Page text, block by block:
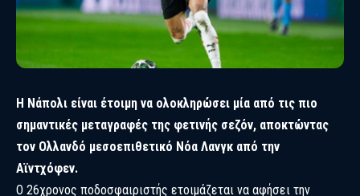
Η Νάπολι είναι έτοιμη να ολοκληρώσει μία από τις πιο
σημαντικές μεταγραφές της φετινής σεζόν, αποκτώντας
τον Ολλανδό μεσοεπιθετικό Νόα Λανγκ από την
Αϊντχόφεν.
Ο 26χρονος ποδοσφαιριστής ετοιμάζεται να αφήσει την